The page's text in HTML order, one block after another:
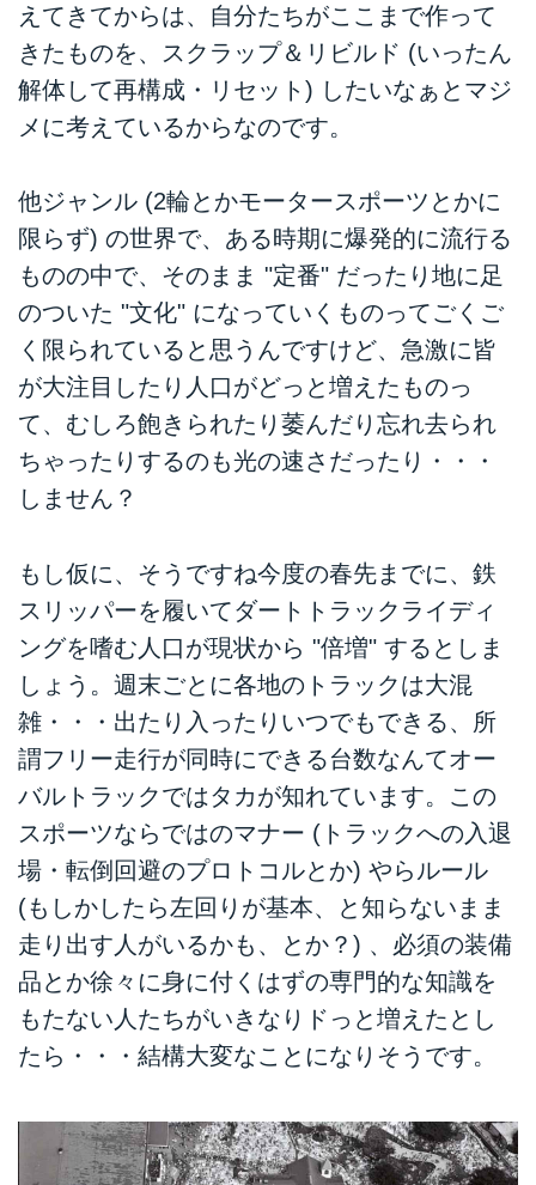
えてきてからは、自分たちがここまで作って
きたものを、スクラップ＆リビルド (いったん
解体して再構成・リセット) したいなぁとマジ
メに考えているからなのです。
他ジャンル (2輪とかモータースポーツとかに
限らず) の世界で、ある時期に爆発的に流行る
ものの中で、そのまま "定番" だったり地に足
のついた "文化" になっていくものってごくご
く限られていると思うんですけど、急激に皆
が大注目したり人口がどっと増えたものっ
て、むしろ飽きられたり萎んだり忘れ去られ
ちゃったりするのも光の速さだったり・・・
しません？
もし仮に、そうですね今度の春先までに、鉄
スリッパーを履いてダートトラックライディ
ングを嗜む人口が現状から "倍増" するとしま
しょう。週末ごとに各地のトラックは大混
雑・・・出たり入ったりいつでもできる、所
謂フリー走行が同時にできる台数なんてオー
バルトラックではタカが知れています。この
スポーツならではのマナー (トラックへの入退
場・転倒回避のプロトコルとか) やらルール
(もしかしたら左回りが基本、と知らないまま
走り出す人がいるかも、とか？) 、必須の装備
品とか徐々に身に付くはずの専門的な知識を
もたない人たちがいきなりドっと増えたとし
たら・・・結構大変なことになりそうです。